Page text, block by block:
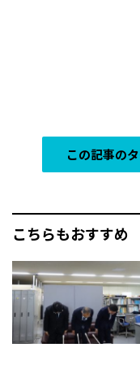
この記事の
こちらもおすすめ